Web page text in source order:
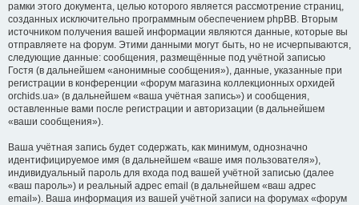
рамки этого документа, целью которого является рассмотрение страниц,
созданных исключительно программным обеспечением phpBB. Вторым
источником получения вашей информации являются данные, которые вы
отправляете на форум. Этими данными могут быть, но не исчерпываются,
следующие данные: сообщения, размещённые под учётной записью
Гостя (в дальнейшем «анонимные сообщения»), данные, указанные при
регистрации в конференции «форум магазина коллекционных орхидей
orchids.ua» (в дальнейшем «ваша учётная запись») и сообщения,
оставленные вами после регистрации и авторизации (в дальнейшем
«ваши сообщения»).
Ваша учётная запись будет содержать, как минимум, однозначно
идентифицируемое имя (в дальнейшем «ваше имя пользователя»),
индивидуальный пароль для входа под вашей учётной записью (далее
«ваш пароль») и реальный адрес email (в дальнейшем «ваш адрес
email»). Ваша информация из вашей учётной записи на форумах «форум